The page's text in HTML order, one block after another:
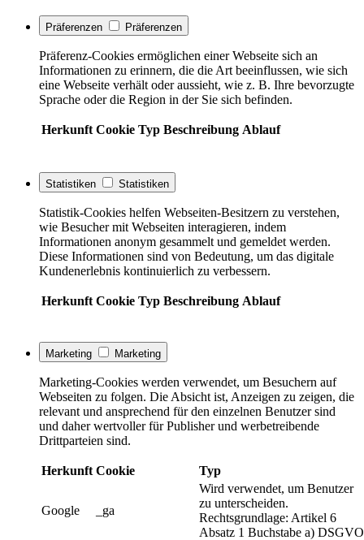
Präferenzen Präferenzen
Präferenz-Cookies ermöglichen einer Webseite sich an
Informationen zu erinnern, die die Art beeinflussen, wie sich
eine Webseite verhält oder aussieht, wie z. B. Ihre bevorzugte
Sprache oder die Region in der Sie sich befinden.
Herkunft Cookie Typ Beschreibung Ablauf
Statistiken Statistiken
Statistik-Cookies helfen Webseiten-Besitzern zu verstehen,
wie Besucher mit Webseiten interagieren, indem
Informationen anonym gesammelt und gemeldet werden.
Diese Informationen sind von Bedeutung, um das digitale
Kundenerlebnis kontinuierlich zu verbessern.
Herkunft Cookie Typ Beschreibung Ablauf
Marketing Marketing
Marketing-Cookies werden verwendet, um Besuchern auf
Webseiten zu folgen. Die Absicht ist, Anzeigen zu zeigen, die
relevant und ansprechend für den einzelnen Benutzer sind
und daher wertvoller für Publisher und werbetreibende
Drittparteien sind.
Herkunft Cookie Typ
Google _ga
Wird verwendet, um Benutzer
zu unterscheiden.
Rechtsgrundlage: Artikel 6
Absatz 1 Buchstabe a) DSGVO